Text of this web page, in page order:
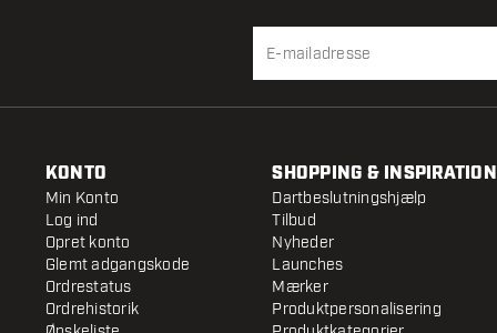
KONTO
Min Konto
Log ind
Opret konto
Glemt adgangskode
Ordrestatus
Ordrehistorik
SHOPPING & INSPIRATION
Dartbeslutningshjælp
Tilbud
Nyheder
Launches
Mærker
Produktpersonalisering